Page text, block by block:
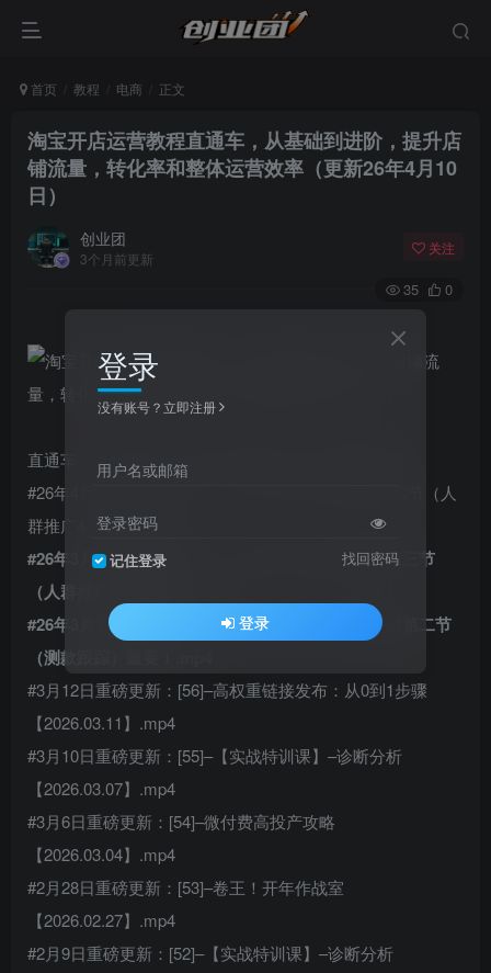
首页 教程 电商 正文
淘宝开店运营教程直通车，从基础到进阶，提升店
铺流量，转化率和整体运营效率（更新26年4月10
日）
创业团
3个月前更新
关注
35 0
直通车，万相无界，网店注册经营推广培训视频课程
#26年4月10同步更新1节！！26.04.08–2026内训第四节（人
群推广4+2动销）.mp4
#26年3月24同步更新1节！！[26.03.23]–2026内训第三节
（人群推广单品拉伸）.mp4
#26年3月15同步更新1节！！[26.03.15]–2026年内训第二节
（测款跟踪）重要！.mp4
#3月12日重磅更新：[56]–高权重链接发布：从0到1步骤
【2026.03.11】.mp4
#3月10日重磅更新：[55]–【实战特训课】–诊断分析
【2026.03.07】.mp4
#3月6日重磅更新：[54]–微付费高投产攻略
【2026.03.04】.mp4
#2月28日重磅更新：[53]–卷王！开年作战室
【2026.02.27】.mp4
#2月9日重磅更新：[52]–【实战特训课】–诊断分析
登录
没有账号？立即注册
用户名或邮箱
登录密码
记住登录 找回密码
登录